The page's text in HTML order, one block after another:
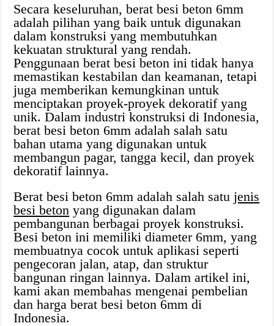
Secara keseluruhan, berat besi beton 6mm
adalah pilihan yang baik untuk digunakan
dalam konstruksi yang membutuhkan
kekuatan struktural yang rendah.
Penggunaan berat besi beton ini tidak hanya
memastikan kestabilan dan keamanan, tetapi
juga memberikan kemungkinan untuk
menciptakan proyek-proyek dekoratif yang
unik. Dalam industri konstruksi di Indonesia,
berat besi beton 6mm adalah salah satu
bahan utama yang digunakan untuk
membangun pagar, tangga kecil, dan proyek
dekoratif lainnya.
Berat besi beton 6mm adalah salah satujenis
besi beton yang digunakan dalam
pembangunan berbagai proyek konstruksi.
Besi beton ini memiliki diameter 6mm, yang
membuatnya cocok untuk aplikasi seperti
pengecoran jalan, atap, dan struktur
bangunan ringan lainnya. Dalam artikel ini,
kami akan membahas mengenai pembelian
dan harga berat besi beton 6mm di
Indonesia.